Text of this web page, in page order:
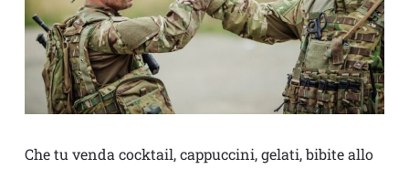
Che tu venda cocktail, cappuccini, gelati, bibite allo